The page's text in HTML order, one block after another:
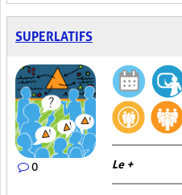
SUPERLATIFS
0 Le +